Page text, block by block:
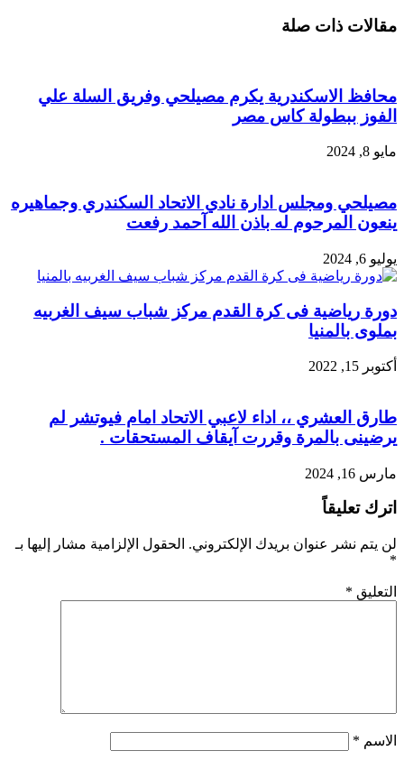
البريد
مقالات ذات صلة
محافظ الاسكندرية يكرم مصيلحي وفريق السلة علي
الفوز ببطولة كاس مصر
مايو 8, 2024
مصيلحي ومجلس ادارة نادي الاتحاد السكندري وجماهيره
ينعون المرحوم له باذن الله آحمد رفعت
يوليو 6, 2024
دورة رياضية فى كرة القدم مركز شباب سيف الغربيه
بملوى بالمنيا
أكتوبر 15, 2022
طارق العشري ،، اداء لاعبي الاتحاد امام فيوتشر لم
يرضينى بالمرة وقررت آيقاف المستحقات .
مارس 16, 2024
اترك تعليقاً
لن يتم نشر عنوان بريدك الإلكتروني. الحقول الإلزامية مشار إليها بـ
*
التعليق *
الاسم *